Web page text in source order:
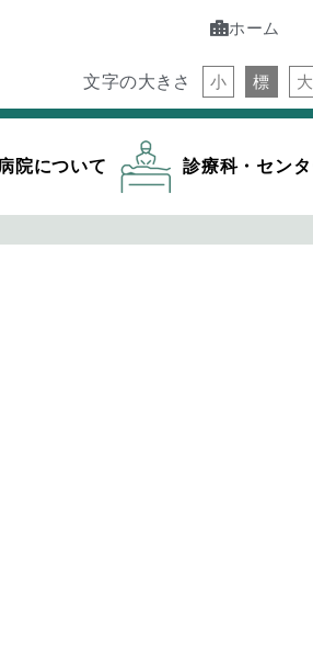
ホーム
文字の大きさ 小 標 大
院について 診療科・セン